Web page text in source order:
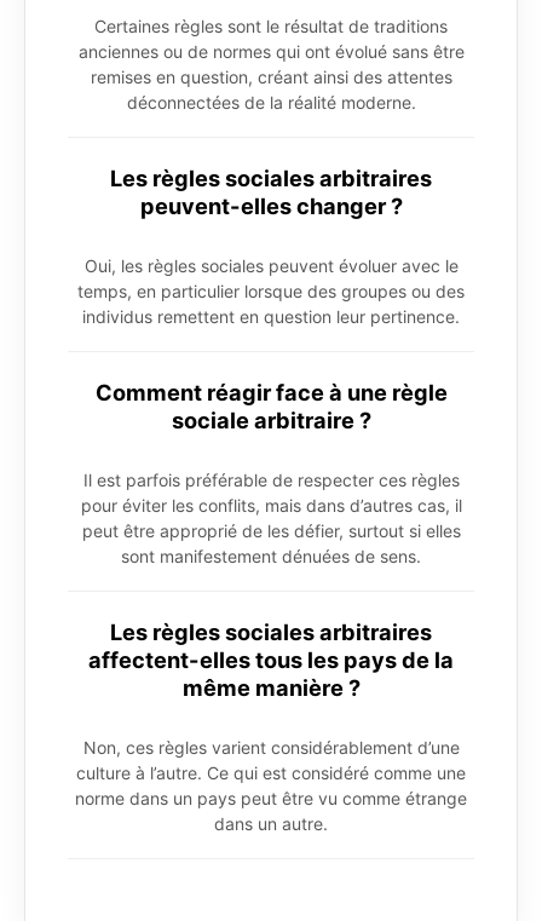
Certaines règles sont le résultat de traditions
anciennes ou de normes qui ont évolué sans être
remises en question, créant ainsi des attentes
déconnectées de la réalité moderne.
Les règles sociales arbitraires
peuvent-elles changer ?
Oui, les règles sociales peuvent évoluer avec le
temps, en particulier lorsque des groupes ou des
individus remettent en question leur pertinence.
Comment réagir face à une règle
sociale arbitraire ?
Il est parfois préférable de respecter ces règles
pour éviter les conflits, mais dans d’autres cas, il
peut être approprié de les défier, surtout si elles
sont manifestement dénuées de sens.
Les règles sociales arbitraires
affectent-elles tous les pays de la
même manière ?
Non, ces règles varient considérablement d’une
culture à l’autre. Ce qui est considéré comme une
norme dans un pays peut être vu comme étrange
dans un autre.